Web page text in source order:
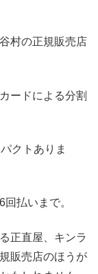
村の正規販売店
ードによる分割
クトありま
払いまで。
正直屋、キンラ
販売店のほうが